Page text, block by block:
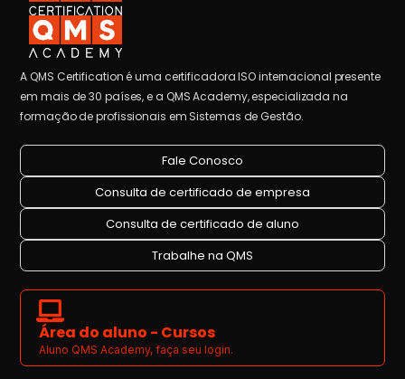
A QMS Certification é uma certificadora ISO internacional presente
em mais de 30 países, e a QMS Academy, especializada na
formação de profissionais em Sistemas de Gestão.
Fale Conosco
Consulta de certificado de empresa
Consulta de certificado de aluno
Trabalhe na QMS
Área do aluno - Cursos
Aluno QMS Academy, faça seu login.